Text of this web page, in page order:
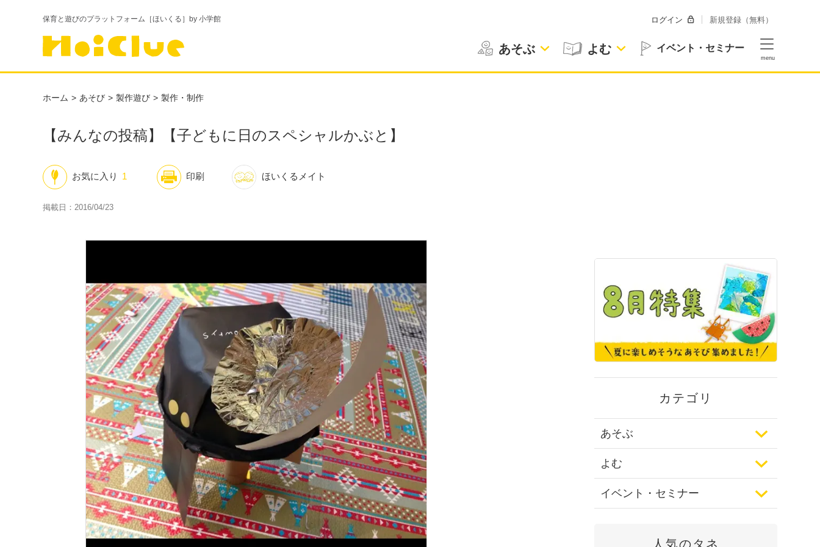
保育と遊びのプラットフォーム［ほいくる］by 小学館
あそぶ よむ イベント・セミナー
ログイン 新規登録（無料）
ホーム あそび 製作遊び 製作・制作
【みんなの投稿】【子どもに日のスペシャルかぶと】
ほいくるメイト
お気に入り 1 印刷
掲載日：2016/04/23
カテゴリ
あそぶ
よむ
イベント・セミナー
人気のタネ